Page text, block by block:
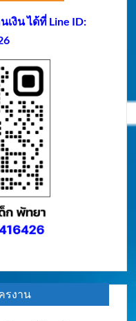
งิน ได้ที่ Line ID:
รงาน